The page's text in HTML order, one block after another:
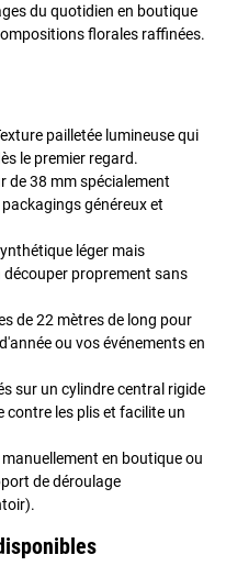
du quotidien en boutique
florales raffinées.
pailletée lumineuse qui
le premier regard.
de 38 mm spécialement
généreux et
léger mais
proprement sans
de 22 mètres de long pour
ou vos événements en
sur un cylindre central rigide
les plis et facilite un
manuellement en boutique ou
de déroulage